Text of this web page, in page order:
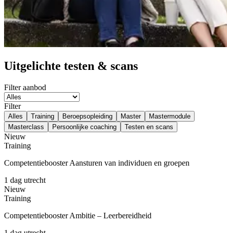
Uitgelichte testen & scans
Filter aanbod
Filter
Alles Training Beroepsopleiding Master
Mastermodule
Masterclass
Persoonlijke coaching Testen en scans
Nieuw
Training
Competentiebooster Aansturen van individuen en groepen
1 dag utrecht
Nieuw
Training
Competentiebooster Ambitie – Leerbereidheid